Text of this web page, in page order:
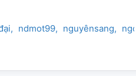
nhìn thấy chân tướng nhất
sự thật không ngờ tới, Luôn
ndmot99 nguyênsang ngọt